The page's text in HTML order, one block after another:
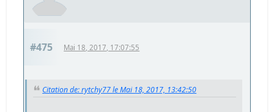
#475 Mai 18, 2017, 17:07:55
Citation de: rytchy77 le Mai 18, 2017, 13:42:50